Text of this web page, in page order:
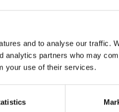
and to analyse our traffic.
analytics partners who may
your use of their services.
4 Werktage)